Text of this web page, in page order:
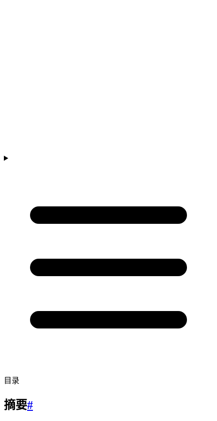
目录
摘要#